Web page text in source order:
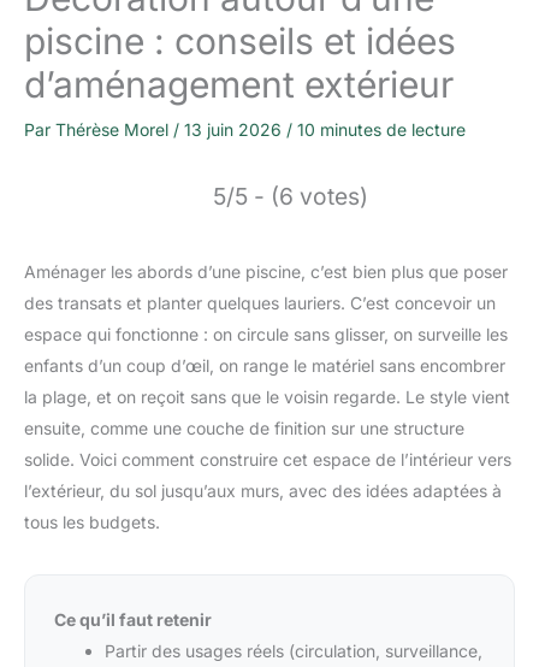
piscine : conseils et idées
d’aménagement extérieur
Par Thérèse Morel / 13 juin 2026 / 10 minutes de lecture
5/5 - (6 votes)
Aménager les abords d’une piscine, c’est bien plus que poser
des transats et planter quelques lauriers. C’est concevoir un
espace qui fonctionne : on circule sans glisser, on surveille les
enfants d’un coup d’œil, on range le matériel sans encombrer
la plage, et on reçoit sans que le voisin regarde. Le style vient
ensuite, comme une couche de finition sur une structure
solide. Voici comment construire cet espace de l’intérieur vers
l’extérieur, du sol jusqu’aux murs, avec des idées adaptées à
tous les budgets.
Ce qu’il faut retenir
Partir des usages réels (circulation, surveillance,